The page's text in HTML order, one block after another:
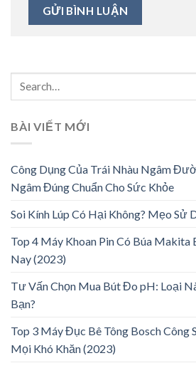
BÀI VIẾT MỚI
Công Dụng Của Trái Nhàu Ngâm
Ngâm Đúng Chuẩn Cho Sức Khỏe
Soi Kính Lúp Có Hại Không? Mẹo Sử
Top 4 Máy Khoan Pin Có Búa Makita
Nay (2023)
Tư Vấn Chọn Mua Bút Đo pH: Loại
Bạn?
Top 3 Máy Đục Bê Tông Bosch Công
Mọi Khó Khăn (2023)